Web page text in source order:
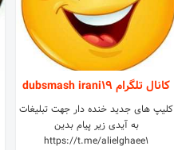
کانال تلگرام dubsmash irani19
کلیپ های جدید خنده دار جهت تبلیغات
به آیدی زیر پیام بدین
https://t.me/alielghaee1